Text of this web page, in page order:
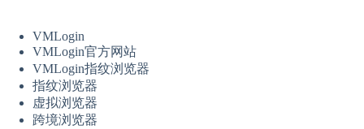
VMLogin
VMLogin官方网站
VMLogin指纹浏览器
指纹浏览器
虚拟浏览器
跨境浏览器